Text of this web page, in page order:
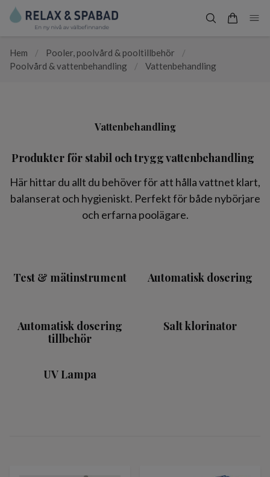
Hem / Pooler, poolvård & pooltillbehör
/
Poolvård & vattenbehandling
/ Vattenbehandling
Vattenbehandling
Produkter för stabil och trygg vattenbehandling
Här hittar du allt du behöver för att hålla vattnet klart,
balanserat och hygieniskt. Perfekt för både nybörjare
och erfarna poolägare.
Test & mätinstrument Automatisk dosering
Automatisk dosering
tillbehör
Salt klorinator
UV Lampa